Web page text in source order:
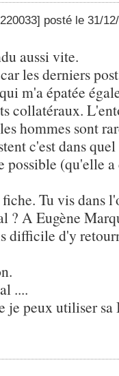
posté le 31/
aussi vite.
les derniers
m'a épatée
collatéraux.
hommes sont
c'est dans
possible (qu'elle
Tu vis dans
? A Eugène
difficile d'y
....
je peux utiliser sa